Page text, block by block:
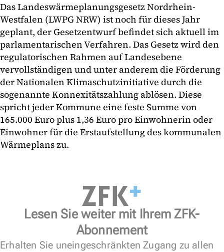
Das Landeswärmeplanungsgesetz Nordrhein-
Westfalen (LWPG NRW) ist noch für dieses Jahr
geplant, der Gesetzentwurf befindet sich aktuell im
parlamentarischen Verfahren. Das Gesetz wird den
regulatorischen Rahmen auf Landesebene
vervollständigen und unter anderem die Förderung
der Nationalen Klimaschutzinitiative durch die
sogenannte Konnexitätszahlung ablösen. Diese
spricht jeder Kommune eine feste Summe von
165.000 Euro plus 1,36 Euro pro Einwohnerin oder
Einwohner für die Erstaufstellung des kommunalen
Wärmeplans zu.
Lesen Sie weiter mit Ihrem ZFK-
Abonnement
Erhalten Sie uneingeschränkten Zugang zu allen